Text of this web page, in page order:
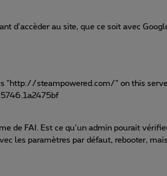
d’accèder au site, que ce soit avec
"http://steampowered.com/" on this
de FAI. Est ce qu’un admin pourait
les paramètres par défaut, rebooter,